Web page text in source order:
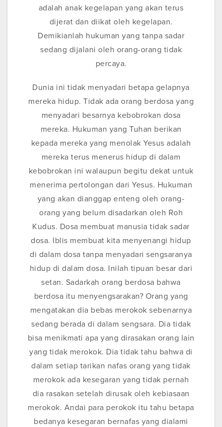
adalah anak kegelapan yang akan terus
dijerat dan diikat oleh kegelapan.
Demikianlah hukuman yang tanpa sadar
sedang dijalani oleh orang-orang tidak
percaya.
Dunia ini tidak menyadari betapa gelapnya
mereka hidup. Tidak ada orang berdosa yang
menyadari besarnya kebobrokan dosa
mereka. Hukuman yang Tuhan berikan
kepada mereka yang menolak Yesus adalah
mereka terus menerus hidup di dalam
kebobrokan ini walaupun begitu dekat untuk
menerima pertolongan dari Yesus. Hukuman
yang akan dianggap enteng oleh orang-
orang yang belum disadarkan oleh Roh
Kudus. Dosa membuat manusia tidak sadar
dosa. Iblis membuat kita menyenangi hidup
di dalam dosa tanpa menyadari sengsaranya
hidup di dalam dosa. Inilah tipuan besar dari
setan. Sadarkah orang berdosa bahwa
berdosa itu menyengsarakan? Orang yang
mengatakan dia bebas merokok sebenarnya
sedang berada di dalam sengsara. Dia tidak
bisa menikmati apa yang dirasakan orang lain
yang tidak merokok. Dia tidak tahu bahwa di
dalam setiap tarikan nafas orang yang tidak
merokok ada kesegaran yang tidak pernah
dia rasakan setelah dirusak oleh kebiasaan
merokok. Andai para perokok itu tahu betapa
bedanya kesegaran bernafas yang dialami